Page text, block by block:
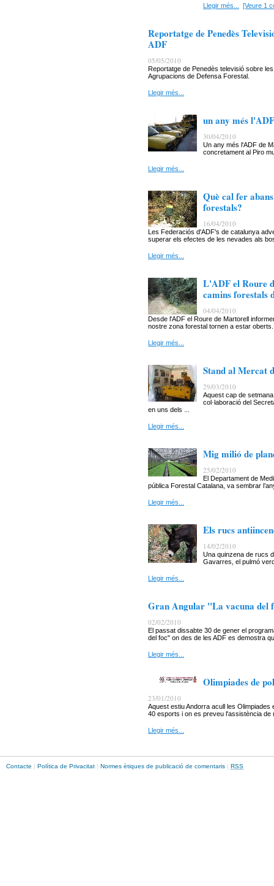
Llegir més... [Veure 1
Reportatge de Penedès
ADF
05/05/2010
Reportatge de Penedès televisió sobre
Agrupacions de Defensa Forestal.
Llegir més...
un any més
30/04/2010
Un any més l'ADF de
concretament al Piro
Llegir més...
Què cal fer
forestals?
16/04/2010
Les Federaciós d'ADF's de catalunya
superar els efectes de les nevades als
Llegir més...
L'ADF el Roure
camins forestals
04/04/2010
Desde l'ADF el Roure de Martorell
nostre zona forestal tornen a estar oberts.
Llegir més...
Stand al Mercat
29/03/2010
Aquest cap de
col·laboració del
en uns dels ...
Llegir més...
Mig milió de
25/02/2010
El Departament de
pública Forestal Catalana, va sembrar
Llegir més...
Els rucs
14/02/2010
Una quinzena de rucs
Gavarres, el pulmó
Llegir més...
Gran Angular "La vacuna del
02/02/2010
El passat dissabte 30 de gener el
del foc" on des de les ADF es demostra
Llegir més...
Olimpiades de
23/01/2010
Aquest estiu Andorra acull les
40 esports i on es preveu l'assistència de
Llegir més...
Contacte | Política de Privacitat | Normes ètiques de publicació de comentaris | RSS